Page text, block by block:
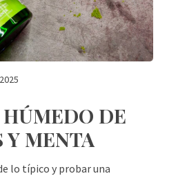
DE
Y MENTA
lo típico y probar una